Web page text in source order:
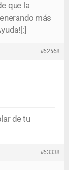
que la
más
#62568
de tu
#63338